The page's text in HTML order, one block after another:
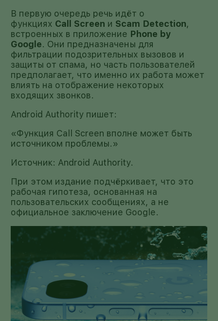
В первую очередь речь идёт о
функциях Call Screen и Scam Detection,
встроенных в приложение Phone by
Google. Они предназначены для
фильтрации подозрительных вызовов и
защиты от спама, но часть пользователей
предполагает, что именно их работа может
влиять на отображение некоторых
входящих звонков.
Android Authority пишет:
«Функция Call Screen вполне может быть
источником проблемы.»
Источник: Android Authority.
При этом издание подчёркивает, что это
рабочая гипотеза, основанная на
пользовательских сообщениях, а не
официальное заключение Google.